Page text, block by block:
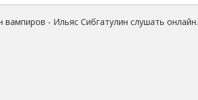
вампиров - Ильяс Сибгатулин слушать онлайн.